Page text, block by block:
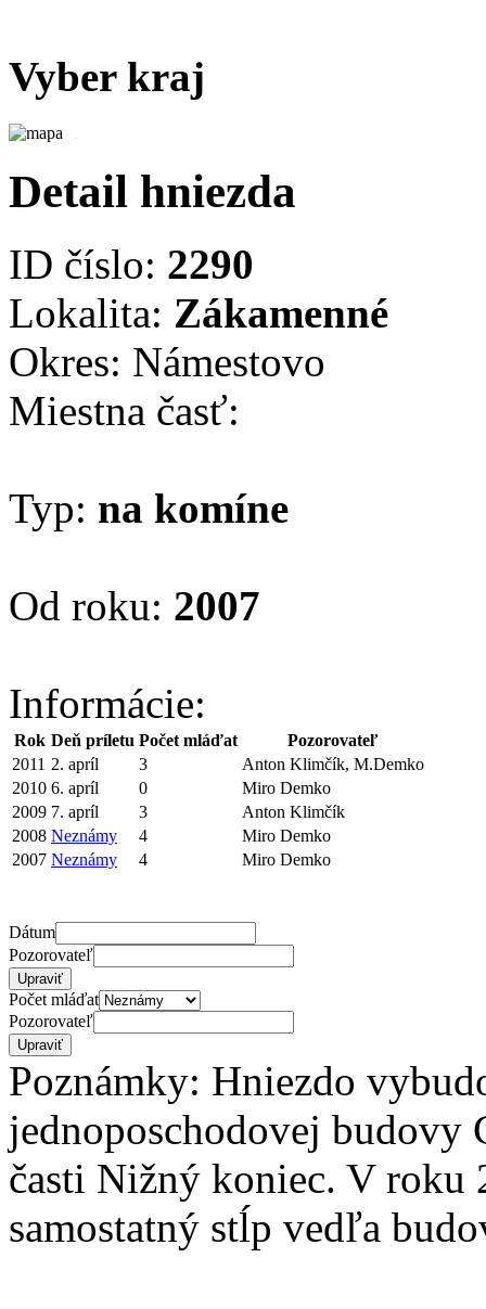
Vyber kraj
Detail hniezda
ID číslo: 2290
Lokalita: Zákamenné
Okres: Námestovo
Miestna časť:
Typ: na komíne
Od roku: 2007
Informácie:
Rok Deň príletu Počet mláďat
Pozorovateľ
2011 2. apríl 3
Anton Klimčík, M.Demko
2010 6. apríl 0
Miro Demko
2009 7. apríl 3
Anton Klimčík
2008 Neznámy 4
Miro Demko
2007 Neznámy 4 Miro Demko
Dátum
Pozorovateľ
Počet mláďat
Pozorovateľ
Poznámky: Hniezdo
jednoposchodovej budovy
časti Nižný koniec. V roku
samostatný stĺp vedľa